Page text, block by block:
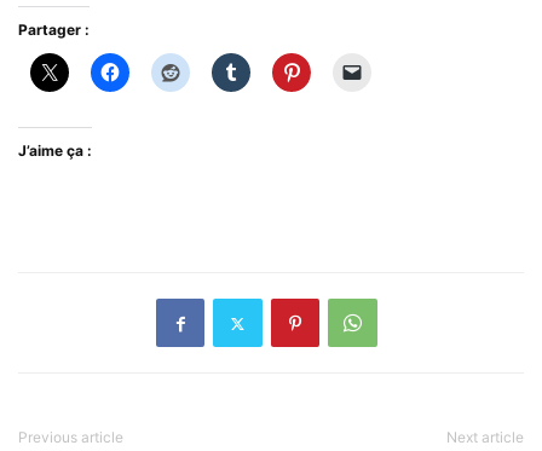
Partager :
J’aime ça :
Previous article Next article